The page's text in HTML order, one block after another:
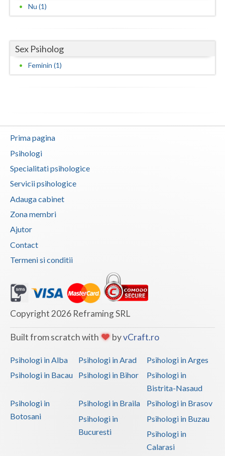
Maramures
Mures
Neamt
Salaj
Satu-Mare
Sibiu
Suceava
Teleorman
Tulcea
Valcea
Vaslui
Vrancea
Nu (1)
Sex Psiholog
Feminin (1)
Prima pagina
Psihologi
Specialitati psihologice
Servicii psihologice
Adauga cabinet
Zona membri
Ajutor
Contact
Termeni si conditii
Copyright 2026 Reframing SRL
Built from scratch with byvCraft.ro
Psihologi in Alba Psihologi in Arad
Psihologi in Arges
Psihologi in Bacau
Psihologi in Bihor
Psihologi in
Bistrita-Nasaud
Psihologi in
Botosani
Psihologi in Braila
Psihologi in Brasov
Psihologi in
Bucuresti
Psihologi in Buzau
Psihologi in
Calarasi